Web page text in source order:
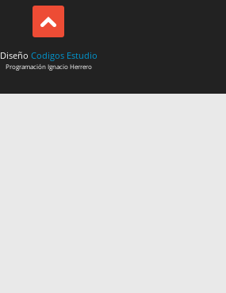
Diseño Codigos Estudio
ProgramaciónIgnacio Herrero